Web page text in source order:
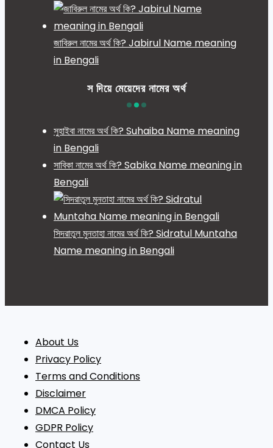
জাবিরুল নামের অর্থ কি? Jabirul Name meaning
in Bengali
স দিয়ে মেয়েদের নামের অর্থ
সুহাইবা নামের অর্থ কি? Suhaiba Name meaning
in Bengali
সাবিকা নামের অর্থ কি? Sabika Name meaning in
Bengali
সিদরাতুল মুনতাহা নামের অর্থ কি? Sidratul Muntaha
Name meaning in Bengali
About Us
Privacy Policy
Terms and Conditions
Disclaimer
DMCA Policy
GDPR Policy
Contact Us